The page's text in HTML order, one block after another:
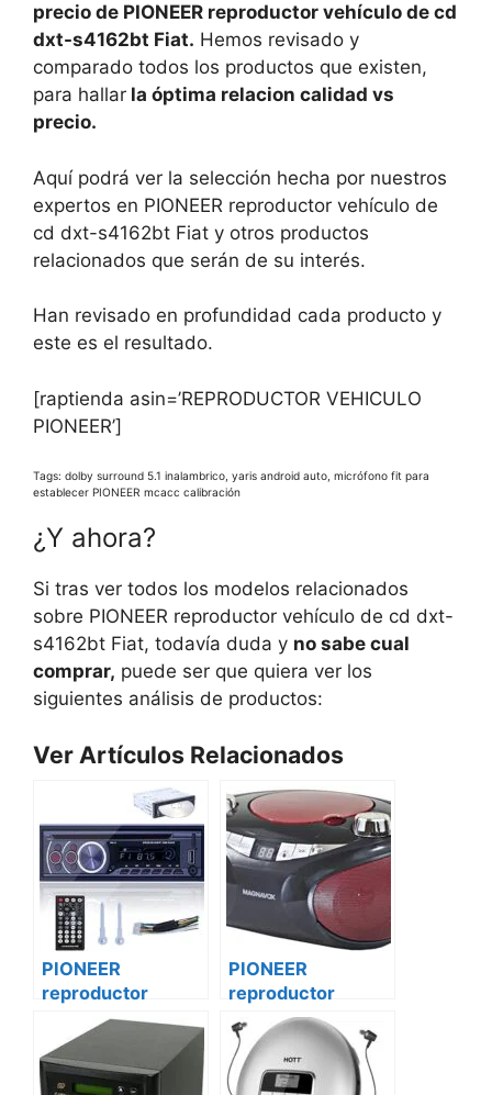
precio de PIONEER reproductor vehículo de cd
dxt-s4162bt Fiat. Hemos revisado y
comparado todos los productos que existen,
para hallar la óptima relacion calidad vs
precio.
Aquí podrá ver la selección hecha por nuestros
expertos en PIONEER reproductor vehículo de
cd dxt-s4162bt Fiat y otros productos
relacionados que serán de su interés.
Han revisado en profundidad cada producto y
este es el resultado.
[raptienda asin=’REPRODUCTOR VEHICULO
PIONEER’]
Tags: dolby surround 5.1 inalambrico, yaris android auto, micrófono fit para
establecer PIONEER mcacc calibración
¿Y ahora?
Si tras ver todos los modelos relacionados
sobre PIONEER reproductor vehículo de cd dxt-
s4162bt Fiat, todavía duda y no sabe cual
comprar, puede ser que quiera ver los
siguientes análisis de productos:
Ver Artículos Relacionados
PIONEER
reproductor
vehículo de cd
dxt-s4162bt
Volkswagen
PIONEER
reproductor
vehículo de cd
dxt-s4162bt iveco
daily